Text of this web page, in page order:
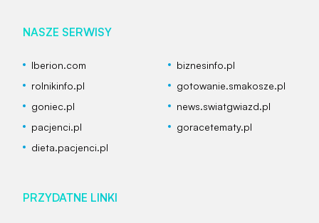
NASZE SERWISY
Iberion.com
biznesinfo.pl
rolnikinfo.pl
gotowanie.smakosze.pl
goniec.pl
news.swiatgwiazd.pl
pacjenci.pl
goracetematy.pl
dieta.pacjenci.pl
PRZYDATNE LINKI